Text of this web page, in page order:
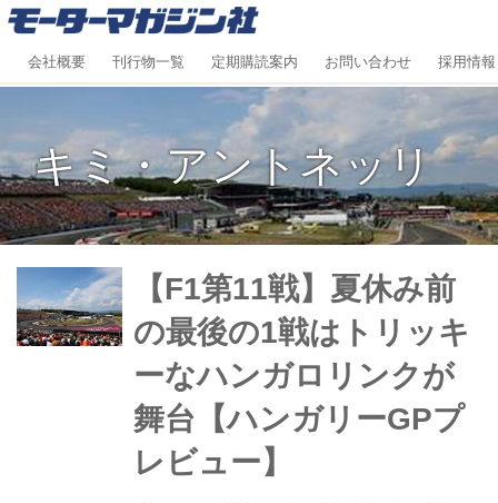
会社概要 刊行物一覧 定期購読案内 お問い合わせ 採用情報
キミ・アントネッリ
【F1第11戦】夏休み前
の最後の1戦はトリッキ
ーなハンガロリンクが
舞台【ハンガリーGPプ
レビュー】